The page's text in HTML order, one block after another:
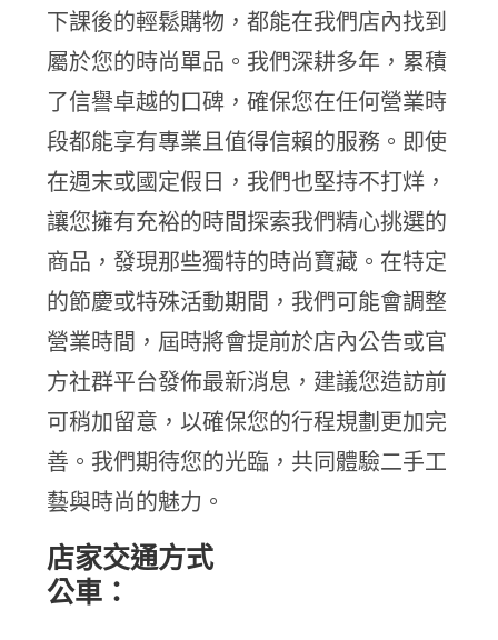
下課後的輕鬆購物，都能在我們店內找到
屬於您的時尚單品。我們深耕多年，累積
了信譽卓越的口碑，確保您在任何營業時
段都能享有專業且值得信賴的服務。即使
在週末或國定假日，我們也堅持不打烊，
讓您擁有充裕的時間探索我們精心挑選的
商品，發現那些獨特的時尚寶藏。在特定
的節慶或特殊活動期間，我們可能會調整
營業時間，屆時將會提前於店內公告或官
方社群平台發佈最新消息，建議您造訪前
可稍加留意，以確保您的行程規劃更加完
善。我們期待您的光臨，共同體驗二手工
藝與時尚的魅力。
店家交通方式
公車：